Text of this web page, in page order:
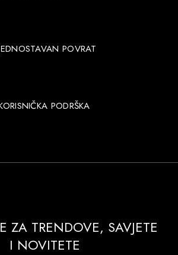
POVRAT
PODRŠKA
ZA TRENDOVE, SAVJETE
I NOVITETE